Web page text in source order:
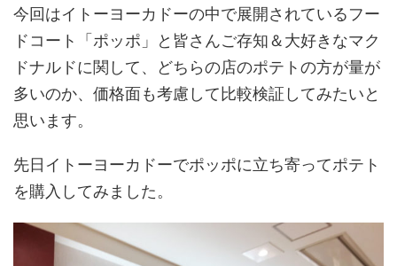
今回はイトーヨーカドーの中で展開されているフー
ドコート「ポッポ」と皆さんご存知＆大好きなマク
ドナルドに関して、どちらの店のポテトの方が量が
多いのか、価格面も考慮して比較検証してみたいと
思います。
先日イトーヨーカドーでポッポに立ち寄ってポテト
を購入してみました。